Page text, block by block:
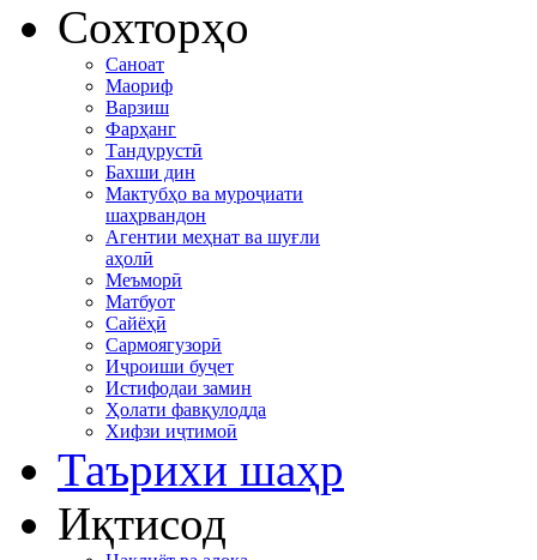
Сохторҳо
Саноат
Маориф
Варзиш
Фарҳанг
Тандурустӣ
Бахши дин
Мактубҳо ва муроҷиати
шаҳрвандон
Агентии меҳнат ва шуғли
аҳолӣ
Меъморӣ
Матбуот
Сайёҳӣ
Сармоягузорӣ
Иҷроиши буҷет
Истифодаи замин
Ҳолати фавқулодда
Хифзи иҷтимоӣ
Таърихи шаҳр
Иқтисод